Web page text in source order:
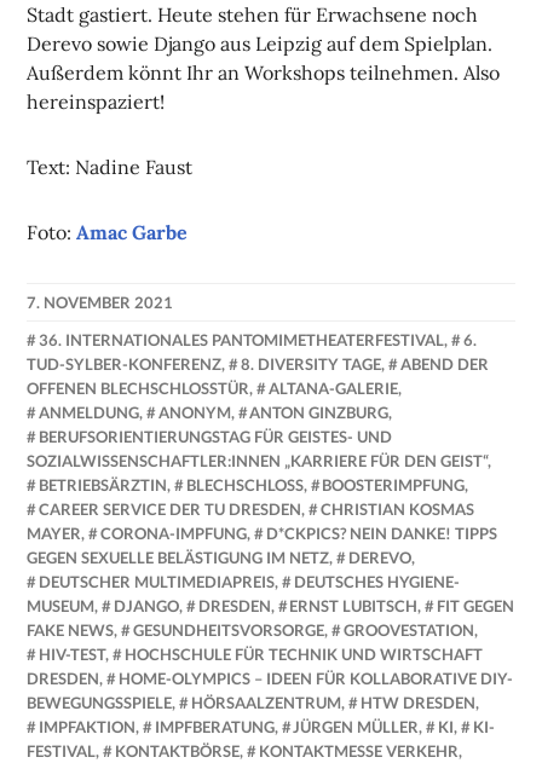
Stadt gastiert. Heute stehen für Erwachsene noch
Derevo sowie Django aus Leipzig auf dem Spielplan.
Außerdem könnt Ihr an Workshops teilnehmen. Also
hereinspaziert!
Text: Nadine Faust
Foto:Amac Garbe
7. NOVEMBER 2021
NADINE
FAUST
36. INTERNATIONALES PANTOMIMETHEATERFESTIVAL,
6.
TUD-SYLBER-KONFERENZ, 8. DIVERSITY TAGE,
ABEND DER
OFFENEN BLECHSCHLOSSTÜR, ALTANA-GALERIE,
ANMELDUNG, ANONYM, ANTON GINZBURG,
BERUFSORIENTIERUNGSTAG FÜR GEISTES- UND
SOZIALWISSENSCHAFTLER:INNEN „KARRIERE FÜR DEN GEIST“,
BETRIEBSÄRZTIN, BLECHSCHLOSS, BOOSTERIMPFUNG,
CAREER SERVICE DER TU DRESDEN,
CHRISTIAN KOSMAS
MAYER, CORONA-IMPFUNG,
D*CKPICS? NEIN DANKE! TIPPS
GEGEN SEXUELLE BELÄSTIGUNG IM NETZ, DEREVO,
DEUTSCHER MULTIMEDIAPREIS,
DEUTSCHES HYGIENE-
MUSEUM, DJANGO, DRESDEN, ERNST LUBITSCH,
FIT GEGEN
FAKE NEWS, GESUNDHEITSVORSORGE, GROOVESTATION,
HIV-TEST,
HOCHSCHULE FÜR TECHNIK UND WIRTSCHAFT
DRESDEN,
HOME-OLYMPICS – IDEEN FÜR KOLLABORATIVE DIY-
BEWEGUNGSSPIELE, HÖRSAALZENTRUM, HTW DRESDEN,
IMPFAKTION, IMPFBERATUNG, JÜRGEN MÜLLER, KI,
KI-
FESTIVAL, KONTAKTBÖRSE, KONTAKTMESSE VERKEHR,